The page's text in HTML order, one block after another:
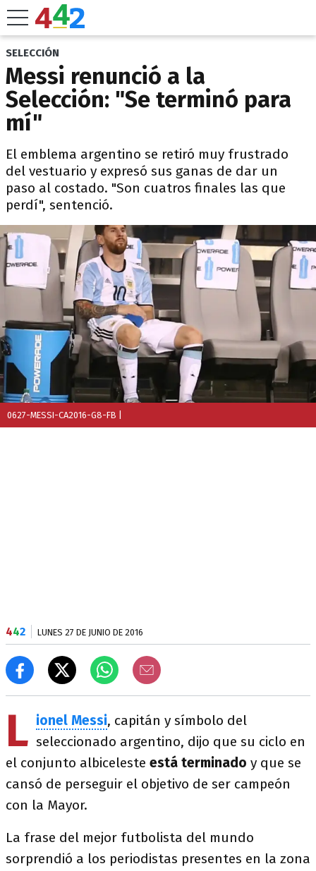
SELECCIÓN
Messi renunció a la
Selección: "Se terminó para
mí"
El emblema argentino se retiró muy frustrado
del vestuario y expresó sus ganas de dar un
paso al costado. "Son cuatros finales las que
perdí", sentenció.
0627-MESSI-CA2016-G8-FB
442 LUNES 27 DE JUNIO DE 2016
L ionel Messi, capitán y símbolo del
seleccionado argentino, dijo que su ciclo en
el conjunto albiceleste está terminado y que se
cansó de perseguir el objetivo de ser campeón
con la Mayor.
La frase del mejor futbolista del mundo
sorprendió a los periodistas presentes en la zona